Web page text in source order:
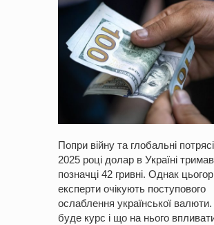
Попри війну та глобальні
2025 році долар в Україні
позначці 42 гривні. Однак
експерти очікують поступового
ослаблення української
буде курс і що на нього